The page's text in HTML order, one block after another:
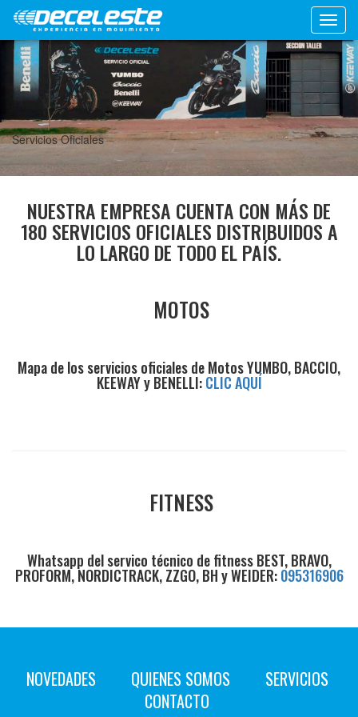
Servicios Oficiales
NUESTRA EMPRESA CUENTA CON MÁS DE
180 SERVICIOS OFICIALES DISTRIBUIDOS A
LO LARGO DE TODO EL PAÍS.
MOTOS
Mapa de los servicios oficiales de Motos YUMBO, BACCIO,
KEEWAY y BENELLI:CLIC AQUÍ
FITNESS
Whatsapp del servico técnico de fitness BEST, BRAVO,
PROFORM, NORDICTRACK, ZZGO, BH y WEIDER:095316906
NOVEDADES QUIENES SOMOS
SERVICIOS
CONTACTO